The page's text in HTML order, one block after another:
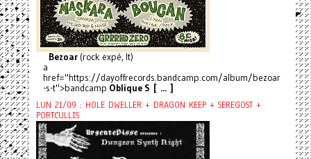
Bezoar(rock expé, It)
a
href="https://dayoffrecords.bandcamp.com/album/bezoar
-s-t">bandcamp Oblique S [ ... ]
LUN 21/09 : HOLE DWELLER + DRAGON KEEP + SEREGOST +
PORTCULLIS